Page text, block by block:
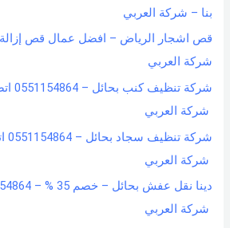
بنا – شركة العربي
قص اشجار الرياض – افضل عمال قص إزالة
شركة العربي
شركة العربي
شركة العربي
شركة العربي